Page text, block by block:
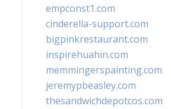
empconst1.com
cinderella-support.com
bigpinkrestaurant.com
inspirehuahin.com
memmingerspainting.com
jeremypbeasley.com
thesandwichdepotcos.com